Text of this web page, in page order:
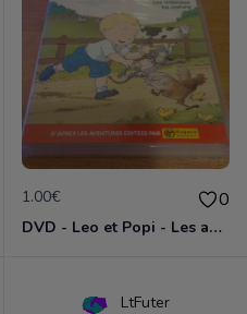
1.00€ 0
DVD - Leo et Popi - Les animaux de la nature
LtFuter